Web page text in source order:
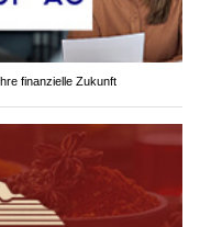
finanzielle Zukunft